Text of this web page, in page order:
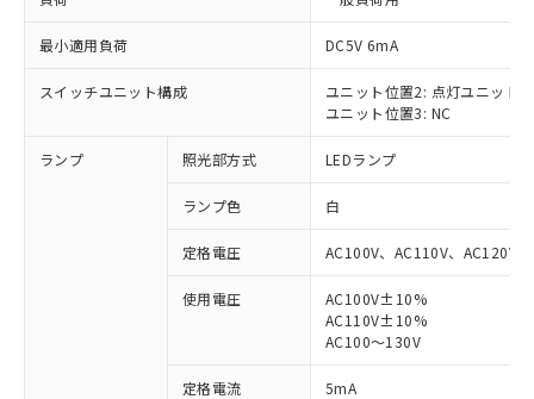
最小適用負荷 DC5V 6mA
スイッチユニット構成
ユニット位置2: 点灯ユニット
ユニット位置3: NC
ランプ 照光部方式 LEDランプ
ランプ色 白
定格電圧 AC100V、AC110V、AC120V
使用電圧
AC100V±10%
AC110V±10%
AC100～130V
定格電流 5mA
※1 対応状況
対応済み：EU RoHS指令（10物質）の
非含有に対応した製品が提供可能な商品で